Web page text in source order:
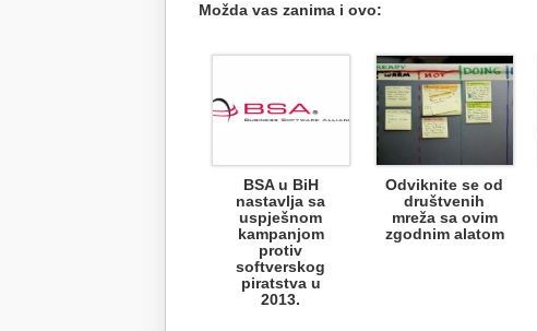
Možda vas zanima i ovo:
BSA u BiH
nastavlja sa
uspješnom
kampanjom
protiv
softverskog
piratstva u
2013.
Odviknite se od
društvenih
mreža sa ovim
zgodnim alatom